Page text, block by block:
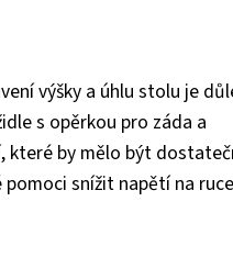
výšky a úhlu stolu je
s opěrkou pro záda a
by mělo být
snížit napětí na